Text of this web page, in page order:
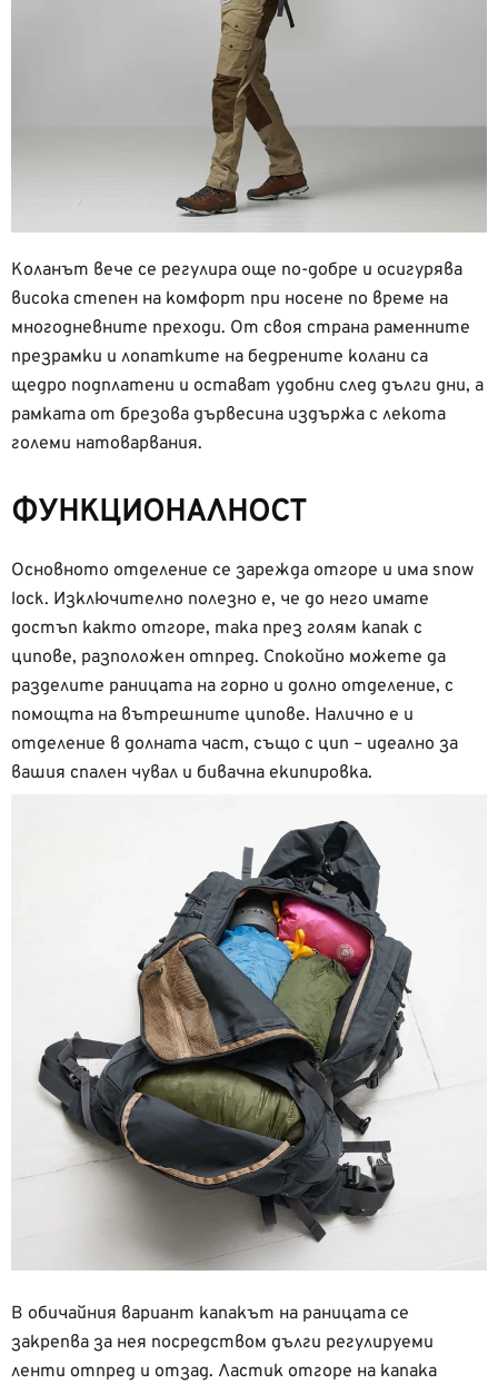
Коланът вече се регулира още по-добре и осигурява
висока степен на комфорт при носене по време на
многодневните преходи. От своя страна раменните
презрамки и лопатките на бедрените колани са
щедро подплатени и остават удобни след дълги дни, а
рамката от брезова дървесина издържа с лекота
големи натоварвания.
ФУНКЦИОНАЛНОСТ
Основното отделение се зарежда отгоре и има snow
lock. Изключително полезно е, че до него имате
достъп както отгоре, така през голям капак с
ципове, разположен отпред. Спокойно можете да
разделите раницата на горно и долно отделение, с
помощта на вътрешните ципове. Налично е и
отделение в долната част, също с цип – идеално за
вашия спален чувал и бивачна екипировка.
В обичайния вариант капакът на раницата се
закрепва за нея посредством дълги регулируеми
ленти отпред и отзад. Ластик отгоре на капака